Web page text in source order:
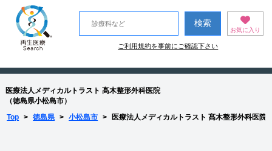
お気に入り
ご利用規約を事前にご確認下さい
医療法人メディカルトラスト 髙木整形外科医院
（徳島県小松島市）
Top > 徳島県 > 小松島市 > 医療法人メディカルトラスト 髙木整形外科医院